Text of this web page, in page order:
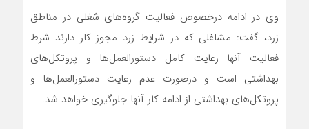
وی در ادامه درخصوص فعالیت گروه‌های شغلی در مناطق
زرد، گفت: مشاغلی که در شرایط زرد مجوز کار دارند شرط
فعالیت آنها رعایت کامل دستورالعمل‌ها و پروتکل‌های
بهداشتی است و درصورت عدم رعایت دستورالعمل‌ها و
پروتکل‌های بهداشتی از ادامه کار آنها جلوگیری خواهد شد.